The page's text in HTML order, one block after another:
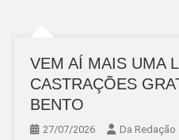
VEM AÍ MAIS UMA
CASTRAÇÕES
BENTO
27/07/2026 Da Redação